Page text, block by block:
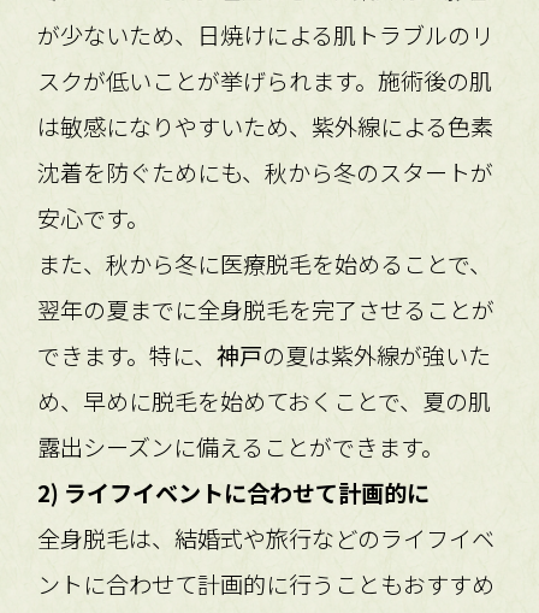
が少ないため、日焼けによる肌トラブルのリ
スクが低いことが挙げられます。施術後の肌
は敏感になりやすいため、紫外線による色素
沈着を防ぐためにも、秋から冬のスタートが
安心です。
また、秋から冬に医療脱毛を始めることで、
翌年の夏までに全身脱毛を完了させることが
できます。特に、神戸の夏は紫外線が強いた
め、早めに脱毛を始めておくことで、夏の肌
露出シーズンに備えることができます。
2) ライフイベントに合わせて計画的に
全身脱毛は、結婚式や旅行などのライフイベ
ントに合わせて計画的に行うこともおすすめ